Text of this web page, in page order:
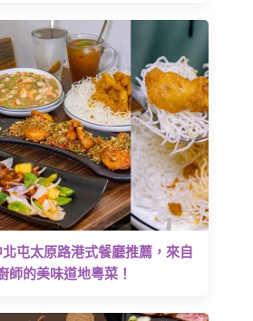
屯太原路港式餐廳推薦，來自
師的美味道地粵菜！